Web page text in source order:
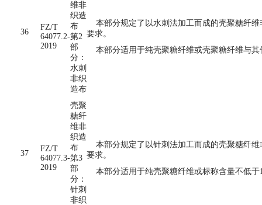
36
FZ/T
64077.2-
2019
维非
织造
布
第2
部
分：
水刺
非织
造布
本部分规定了以水刺法加工而成的壳聚糖纤维
要求。
本部分适用于纯壳聚糖纤维或壳聚糖纤维与
37
FZ/T
64077.3-
2019
壳聚
糖纤
维非
织造
布
第3
部
分：
针刺
非织
本部分规定了以针刺法加工而成的壳聚糖纤维
要求。
本部分适用于纯壳聚糖纤维或标称含量不低于